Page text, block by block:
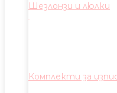
Шезлонзи и люлки
Комплекти за